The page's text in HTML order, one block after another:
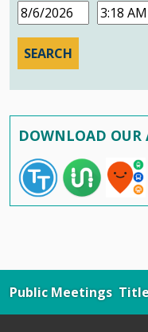
Date
Time
DOWNLOAD OUR
Public Meetings